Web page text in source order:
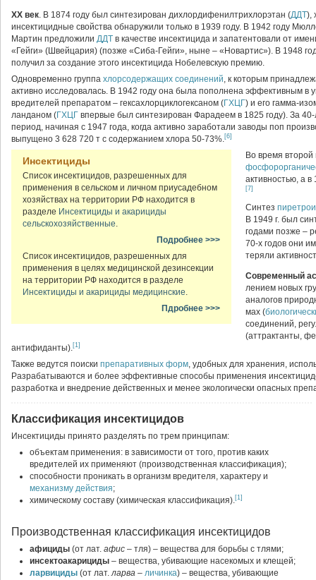
XX век. В 1874 году был синтезирован дихлордифенилтрихлорэтан (ДДТ),
инсектицидные свойства обнаружили только в 1939 году. В 1942 году
Мартин предложили ДДТ в качестве инсектицида и за­патентовали от
«Гейги» (Швейцария) (позже «Сиба-Гейги», ныне – «Новартис»). В 1948
получил за создание этого ин­сектицида Нобелевскую премию.
Одновременно группа хлорсодержащих соединений, к которым
активно исследовалась. В 1942 году она была пополнена эффективным в
вредителей препаратом – гексахлорциклогексаном (ГХЦГ) и его гамма-
ланданом (ГХЦГ впервые был синтезирован Фарадеем в 1825 году). За
период, начиная с 1947 года, когда активно заработали заводы поп
выпущено 3 628 720 т с содержанием хлора 50-73%.[6]
Инсектициды
Список инсектицидов, разрешенных для
применения в сельском и личном приусадебном
хозяйствах на территории РФ находится в
разделе Инсектициды и акарициды
сельскохозяйственные.
Подробнее >>>
Список инсектицидов, разрешенных для
применения в целях медицинской дезинсекции
на территории РФ находится в разделе
Инсектициды и акарициды медицинские.
Пдробнее >>>
Во время
актив­ностью, а в
[7]
Синтез
В 1949 г. был
годами позже –
70-х годов они
теряли
Современный
лением новых
аналогов
мах (
соединений,
(аттрактанты,
антифиданты).[1]
Также ведутся поиски препаративных форм, удобных для хранения,
Разрабатываются и более эффективные способы применения
разработка и внедрение действенных и менее экологически опасных
Классификация инсектицидов
Инсектициды принято разделять по трем принципам:
объектам применения: в зависимости от того, против каких
вредителей их применяют (производственная классификация);
способности проникать в организм вредителя, характеру и
механизму действия;
химическому составу (химическая классификация).[1]
Производственная классификация инсектицидов
афициды (от лат. афис – тля) – вещества для борьбы с тлями;
инсектоакарициды – вещества, убивающие насекомых и клещей;
ларвициды (от лат.ларва – личинка) – вещества, убивающие